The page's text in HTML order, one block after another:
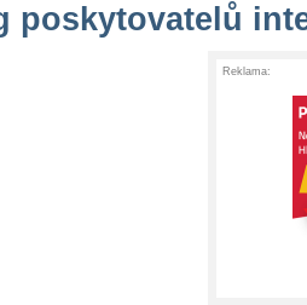
poskytovatelů
Reklama: